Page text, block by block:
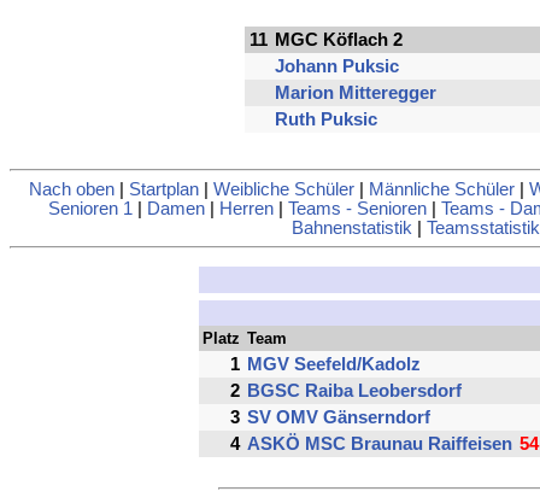
11 MGC Köflach 2
Johann Puksic
Marion Mitteregger
Ruth Puksic
Nach oben| Startplan| Weibliche Schüler| Männliche Schüler|
Senioren 1
Damen Herren Teams - Senioren
Teams -
Bahnenstatistik
Teamsstatistik
Platz Team
1 MGV Seefeld/Kadolz
2 BGSC Raiba Leobersdorf
3 SV OMV Gänserndorf
4 ASKÖ MSC Braunau Raiffeisen